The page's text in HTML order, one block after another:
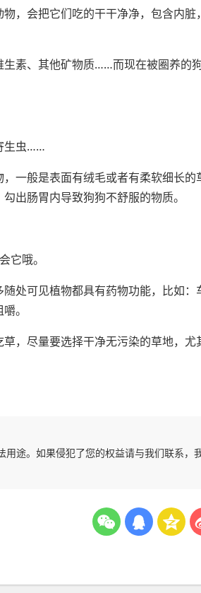
，会把它们吃的干干净净，包含内脏
素、其他矿物质……而现在被圈养的
生虫……
一般是表面有绒毛或者有柔软细长的
出肠胃内导致狗狗不舒服的物质。
它哦。
处可见植物都具有药物功能，比如：
。
，尽量要选择干净无污染的草地，尤
途。如果侵犯了您的权益请与我们联系，